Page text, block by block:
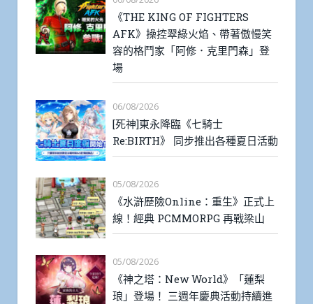
《THE KING OF FIGHTERS
AFK》操控翠綠火焰、帶著傲慢笑
容的格鬥家「阿修．克里門森」登
場
06/08/2026
[死神]東永降臨《七騎士
Re:BIRTH》 同步推出各種夏日活動
05/08/2026
《水滸歷險Online：重生》正式上
線！經典 PCMMORPG 再戰梁山
05/08/2026
《神之塔：New World》「蓮梨
琅」登場！ 三週年慶典活動持續進